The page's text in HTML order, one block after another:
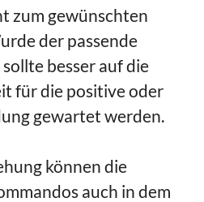
zum gewünschten
der passende
besser auf die
für die positive oder
gewartet werden.
können die
auch in dem